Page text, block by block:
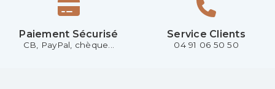
Paiement Sécurisé
CB, PayPal, chèque...
Service Clients
04 91 06 50 50